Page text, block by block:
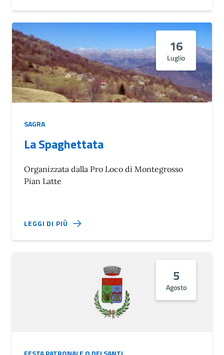
16
Luglio
SAGRA
La Spaghettata
Organizzata dalla Pro Loco di Montegrosso
Pian Latte
LEGGI DI PIÙ
5
Agosto